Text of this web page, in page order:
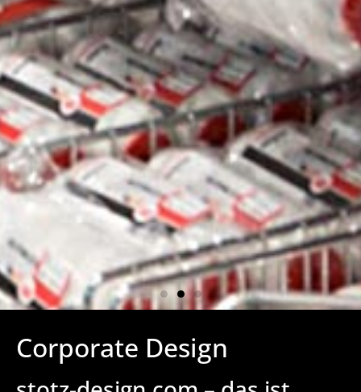
Corporate Design